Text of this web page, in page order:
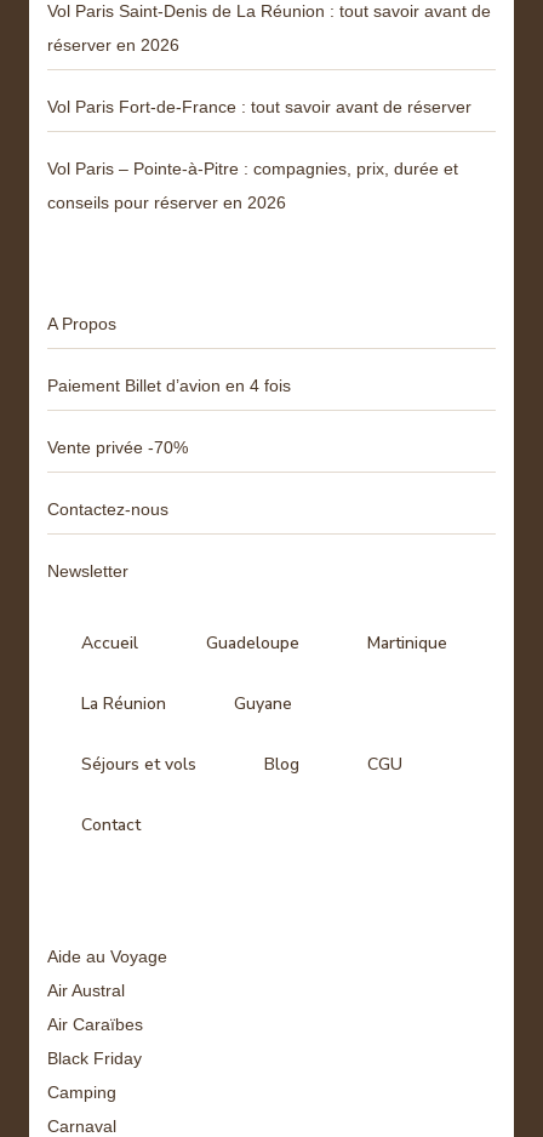
Vol Paris Saint-Denis de La Réunion : tout savoir avant de
réserver en 2026
Vol Paris Fort-de-France : tout savoir avant de réserver
Vol Paris – Pointe-à-Pitre : compagnies, prix, durée et
conseils pour réserver en 2026
A Propos
Paiement Billet d’avion en 4 fois
Vente privée -70%
Contactez-nous
Newsletter
Accueil Guadeloupe Martinique
La Réunion Guyane
Séjours et vols Blog CGU
Contact
Aide au Voyage
Air Austral
Air Caraïbes
Black Friday
Camping
Carnaval